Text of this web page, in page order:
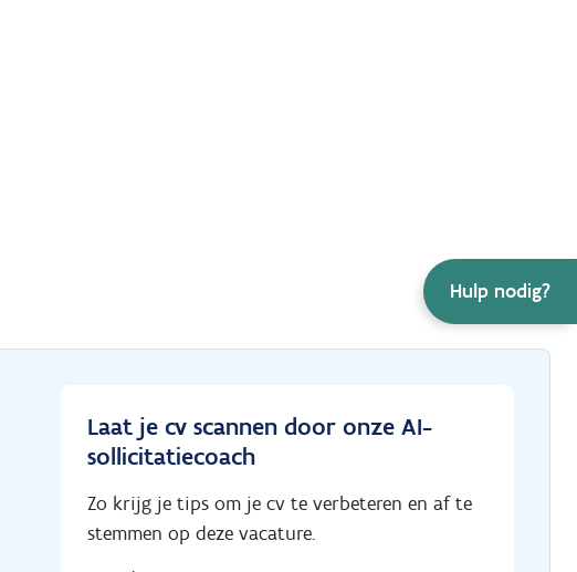
Hulp nodig?
Laat je cv scannen door onze AI-
sollicitatiecoach
Zo krijg je tips om je cv te verbeteren en af te
stemmen op deze vacature.